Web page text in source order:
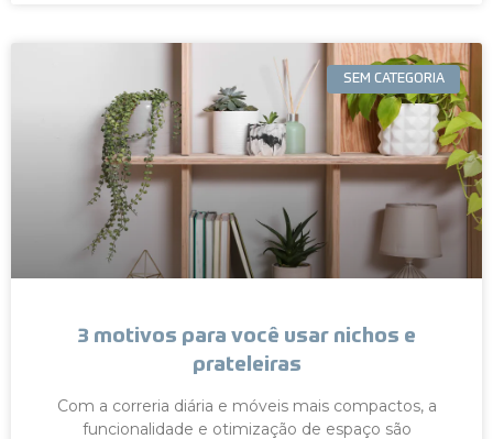
SEM CATEGORIA
3 motivos para você usar nichos e
prateleiras
Com a correria diária e móveis mais compactos, a
funcionalidade e otimização de espaço são